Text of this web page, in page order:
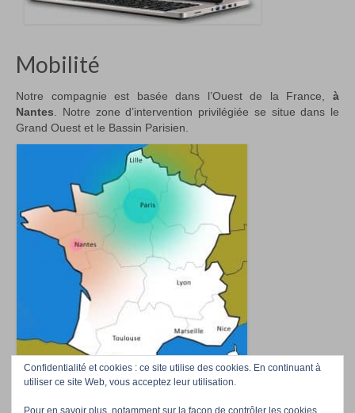
Mobilité
Notre compagnie est basée dans l’Ouest de la France, à
Nantes . Notre zone d’intervention privilégiée se situe dans le
Grand Ouest et le Bassin Parisien.
Confidentialité et cookies : ce site utilise des cookies. En continuant à
utiliser ce site Web, vous acceptez leur utilisation.
Pour en savoir plus, notamment sur la façon de contrôler les cookies,